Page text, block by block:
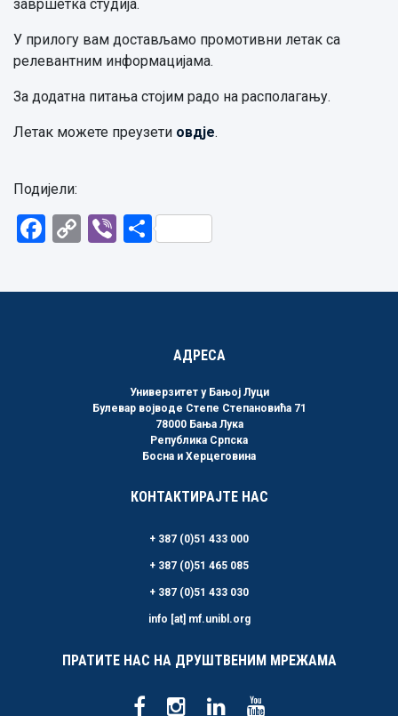
завршетка студија.
У прилогу вам достављамо промотивни летак са
релевантним информацијама.
За додатна питања стојим радо на располагању.
Летак можете преузети овдје.
Подијели:
Facebook
CopyViberShare
АДРЕСА
Универзитет у Бањој Луци
Булевар војводе Степе Степановића 71
78000 Бања Лука
Република Српска
Босна и Херцеговина
КОНТАКТИРАЈТЕ НАС
+ 387 (0)51 433 000
+ 387 (0)51 465 085
+ 387 (0)51 433 030
info [at] mf.unibl.org
ПРАТИТЕ НАС НА ДРУШТВЕНИМ МРЕЖАМА